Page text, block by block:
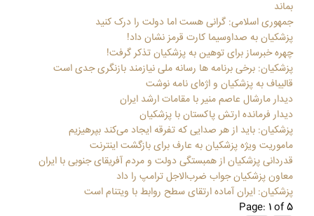
بماند
جمهوری اسلامی: گرانی هست اما دولت را درک کنید
پزشکیان به صداوسیما کارت قرمز نشان داد!
چهره خبرساز برای توهین به پزشکیان تذکر گرفت!
پزشکیان: برخی برنامه ها رسانه ملی نیازمند بازنگری جدی است
قالیباف به پزشکیان و اژه‌ای نامه نوشت
دیدار مارشال عاصم منیر با مقامات ارشد ایران
دیدار فرمانده ارتش پاکستان با پزشکیان
پزشکیان: باید از هر صدایی که تفرقه ایجاد می‌کند بپرهیزیم
ماموریت ویژه پزشکیان به عارف برای بازگشت اینترنت
قدردانی پزشکیان از همبستگی دولت و مردم آفریقای جنوبی با ایران
معاون پزشکیان جواب ضرب‌الاجل ترامپ را داد
پزشکیان: ایران آماده ارتقای سطح روابط با ویتنام است
Page: 1 of 5